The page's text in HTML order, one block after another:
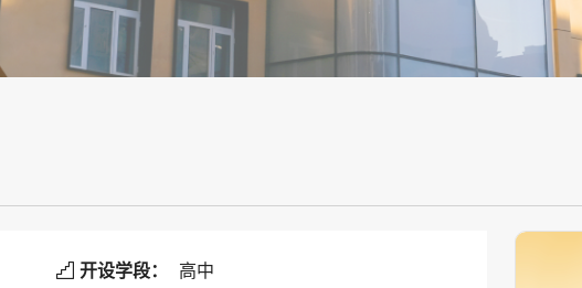
 开设学段： 高中